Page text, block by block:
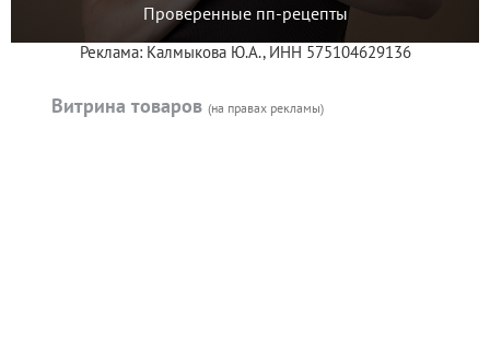
Проверенные пп-рецепты
Реклама: Калмыкова Ю.А., ИНН 575104629136
Витрина товаров (на правах рекламы)